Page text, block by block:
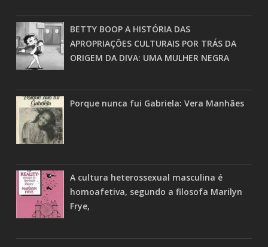
BETTY BOOP A HISTÓRIA DAS
APROPRIAÇÕES CULTURAIS POR TRÁS DA
ORIGEM DA DIVA: UMA MULHER NEGRA
Porque nunca fui Gabriela: Vera Manhães
A cultura heterossexual masculina é
homoafetiva, segundo a filosofa Marilyn
Frye,